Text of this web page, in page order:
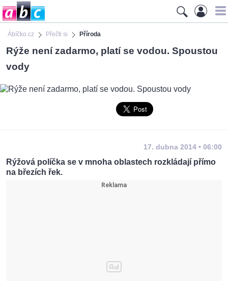
Ábíčko.cz Přečti si Příroda
Rýže není zadarmo, platí se vodou. Spoustou
vody
17. dubna 2014 • 06:00
Rýžová políčka se v mnoha oblastech rozkládají přímo
na březích řek.